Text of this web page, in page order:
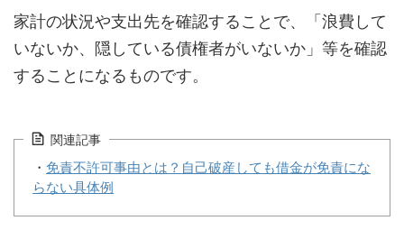
家計の状況や支出先を確認することで、「浪費して
いないか、隠している債権者がいないか」等を確認
することになるものです。
関連記事
・ 免責不許可事由とは？自己破産しても借金が免責にな
らない具体例